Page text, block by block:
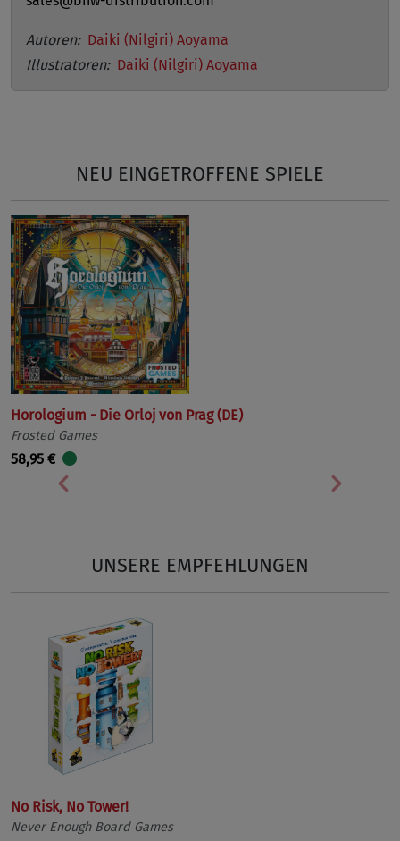
Autoren: Daiki (Nilgiri) Aoyama
Illustratoren: Daiki (Nilgiri) Aoyama
NEU EINGETROFFENE SPIELE
Horologium - Die Orloj von Prag (DE)
Frosted Games
58,95 €
Vorherige
UNSERE EMPFEHLUNGEN
No Risk, No Tower!
Never Enough Board Games